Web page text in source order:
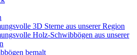
3D Sterne aus unserer Region
Holz-Schwibbögen aus unserer
bemalt